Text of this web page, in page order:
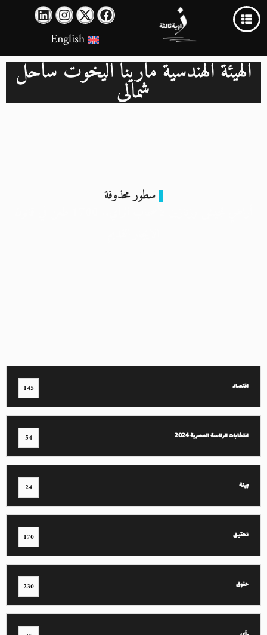
English
الهيئة الهندسية مارينا اليخوت ساحل
شمالي
سطور محذوفة
اقتصاد 145
انتخابات الرئاسة المصرية 2024 54
بيئة 24
تحقيق 170
حقوق 230